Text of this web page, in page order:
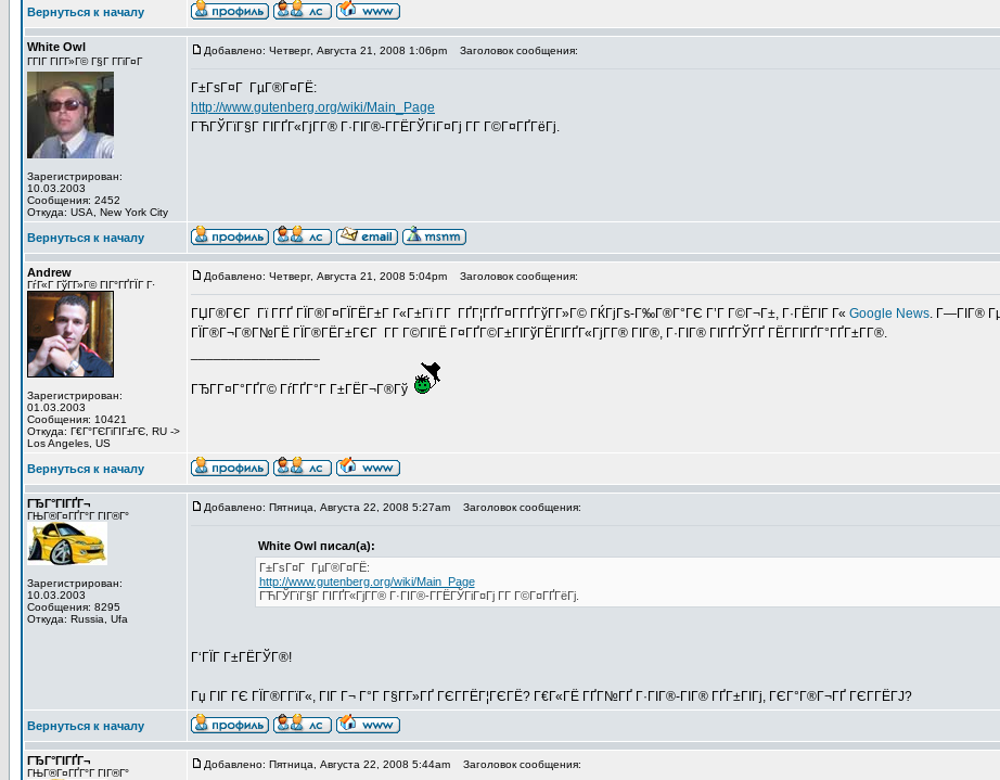
Вернуться к началу
White Owl
ГГІГ ГІГ­Г»Г© Г§Г Г­ГіГ¤Г
Зарегистрирован:
10.03.2003
Сообщения: 2452
Откуда: USA, New York City
Добавлено: Четверг, Августа 21, 2008 1:06pm Заголовок сообщения:
Г±ГѕГ¤Г ГµГ®Г¤ГЁ:
http://www.gutenberg.org/wiki/Main_Page
ГЋГЎГїГ§Г ГІГҐГ«ГјГ­Г® Г·ГІГ®-Г­ГЁГЎГіГ¤Гј Г­Г Г©Г¤ГҐГёГј.
Вернуться к началу
Andrew
ГѓГ«Г ГўГ­Г»Г© ГІГ°ГҐГЇГ Г·
Зарегистрирован:
01.03.2003
Сообщения: 10421
Откуда: Г€Г°ГЄГіГІГ±ГЄ, RU ->
Los Angeles, US
Добавлено: Четверг, Августа 21, 2008 5:04pm Заголовок сообщения:
ГЏГ®ГЄГ Гї Г­ГҐ ГЇГ®Г¤ГЇГЁГ±Г Г«Г±Гї Г­Г ГҐГ¦ГҐГ¤Г­ГҐГўГ­Г»Г© ГЌГјГѕ-Г‰Г®Г°ГЄ Г’Г Г©Г¬Г±, Г·ГЁГІГ Г« Google News. Г—ГІГ®
ГЇГ®Г¬Г®Г№ГЁ ГЇГ®ГЁГ±ГЄГ Г­Г Г©ГІГЁ Г¤ГҐГ©Г±ГІГўГЁГІГҐГ«ГјГ­Г® ГІГ®, Г·ГІГ® ГІГҐГЎГҐ ГЁГ­ГІГҐГ°ГҐГ±Г­Г®.
ГЂГ­Г¤Г°ГҐГ© ГѓГҐГ°Г Г±ГЁГ¬Г®Гў
Вернуться к началу
ГЂГ°ГІГҐГ¬
ГЊГ®Г¤ГҐГ°Г ГІГ®Г°
Зарегистрирован:
10.03.2003
Сообщения: 8295
Откуда: Russia, Ufa
Добавлено: Пятница, Августа 22, 2008 5:27am Заголовок сообщения:
White Owl писал(а):
Г±ГѕГ¤Г ГµГ®Г¤ГЁ:
http://www.gutenberg.org/wiki/Main_Page
ГЋГЎГїГ§Г ГІГҐГ«ГјГ­Г® Г·ГІГ®-Г­ГЁГЎГіГ¤Гј Г­Г Г©Г¤ГҐГёГј.
Г‘ГЇГ Г±ГЁГЎГ®!
Гџ ГІГ ГЄ ГЇГ®Г­ГїГ«, ГІГ Г¬ Г°Г Г§Г­Г»ГҐ ГЄГ­ГЁГ¦ГЄГЁ? Г€Г«ГЁ ГҐГ№ГҐ Г·ГІГ®-ГІГ® ГҐГ±ГІГј, ГЄГ°Г®Г¬ГҐ ГЄГ­ГЁГЈ?
Вернуться к началу
ГЂГ°ГІГҐГ¬
ГЊГ®Г¤ГҐГ°Г ГІГ®Г°
Добавлено: Пятница, Августа 22, 2008 5:44am Заголовок сообщения: